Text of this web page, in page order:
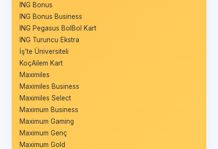
ING Bonus
ING Bonus Business
ING Pegasus BolBol Kart
ING Turuncu Ekstra
İş’te Üniversiteli
KoçAilem Kart
Maximiles
Maximiles Business
Maximiles Select
Maximum Business
Maximum Gaming
Maximum Genç
Maximum Gold